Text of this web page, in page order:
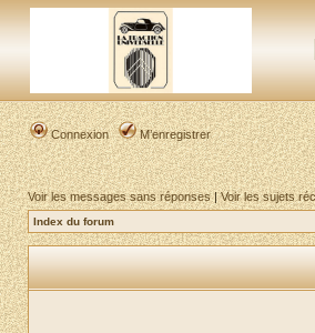
Connexion M’enregistrer
Voir les messages sans réponses|Voir les sujets
Index du forum